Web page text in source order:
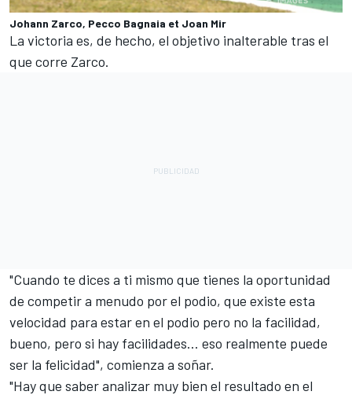
Johann Zarco, Pecco Bagnaia et Joan Mir
La victoria es, de hecho, el objetivo inalterable tras el
que corre Zarco.
"Cuando te dices a ti mismo que tienes la oportunidad
de competir a menudo por el podio, que existe esta
velocidad para estar en el podio pero no la facilidad,
bueno, pero si hay facilidades... eso realmente puede
ser la felicidad", comienza a soñar.
"Hay que saber analizar muy bien el resultado en el